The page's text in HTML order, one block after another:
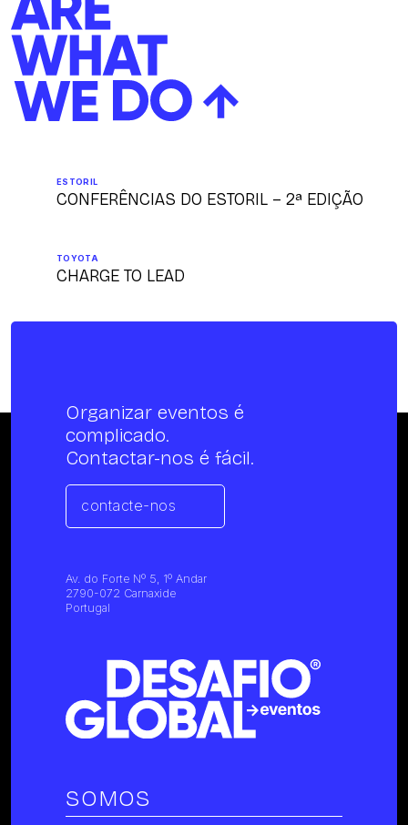
ESTORIL
CONFERÊNCIAS DO ESTORIL – 2ª EDIÇÃO
TOYOTA
CHARGE TO LEAD
Organizar eventos é
complicado.
Contactar-nos é fácil.
contacte-nos
Av. do Forte Nº 5, 1º Andar
2790-072 Carnaxide
Portugal
SOMOS